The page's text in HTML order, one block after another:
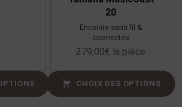
20
Enceinte sans fil &
connectée
279,00€ la pièce
CHOIX DES OPTIONS